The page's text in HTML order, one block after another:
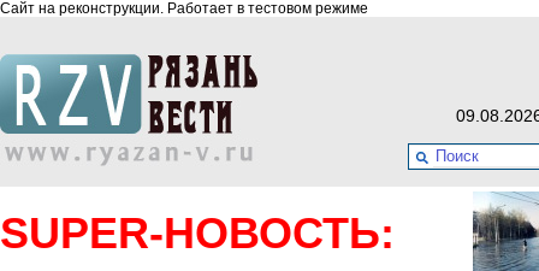
Сайт на реконструкции. Работает в тестовом режиме
SUPER-НОВОСТЬ: